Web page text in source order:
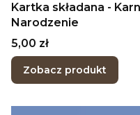
Kartka składana -
Narodzenie
Cena
5,00 zł
Zobacz produkt